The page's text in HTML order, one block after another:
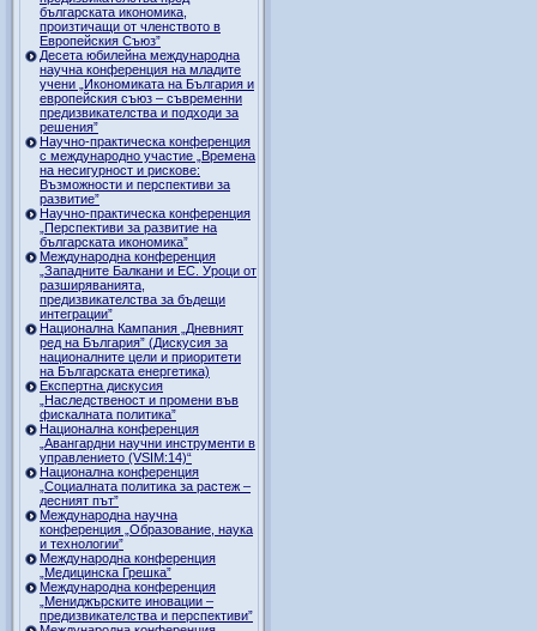
българската икономика,
произтичащи от членството в
Европейския Съюз”
Десета юбилейна международна
научна конференция на младите
учени „Икономиката на България и
европейския съюз – съвременни
предизвикателства и подходи за
решения”
Научно-практическа конференция
с международно участие „Времена
на несигурност и рискове:
Възможности и перспективи за
развитие”
Научно-практическа конференция
„Перспективи за развитие на
българската икономика”
Международна конференция
„Западните Балкани и ЕС. Уроци от
разширяванията,
предизвикателства за бъдещи
интеграции”
Национална Кампания „Дневният
ред на България” (Дискусия за
националните цели и приоритети
на Българската енергетика)
Експертна дискусия
„Наследственост и промени във
фискалната политика”
Национална конференция
„Авангардни научни инструменти в
управлението (VSIM:14)“
Национална конференция
„Социалната политика за растеж –
десният път”
Международна научна
конференция „Образование, наука
и технологии”
Международна конференция
„Медицинска Грешка”
Международна конференция
„Мениджърските иновации –
предизвикателства и перспективи”